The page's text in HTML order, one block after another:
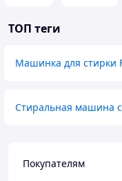
ТОП теги
Машинка для стирки
Стиральная машина
Покупателям